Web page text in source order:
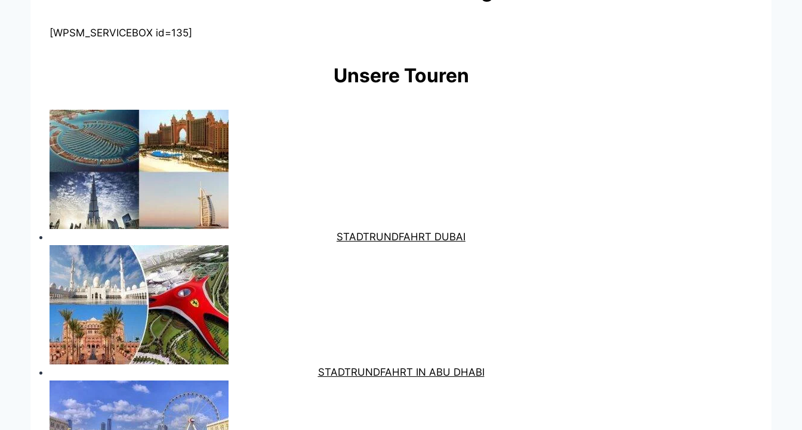
[WPSM_SERVICEBOX id=135]
Unsere Touren
STADTRUNDFAHRT DUBAI
STADTRUNDFAHRT IN ABU DHABI